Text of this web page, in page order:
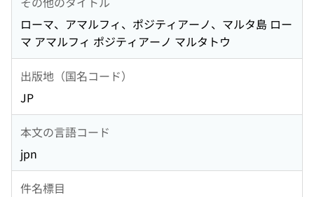
ローマ、アマルフィ、ポジティアーノ、マルタ島 ロー
マ アマルフィ ポジティアーノ マルタトウ
出版地（国名コード）
JP
本文の言語コード
jpn
件名標目